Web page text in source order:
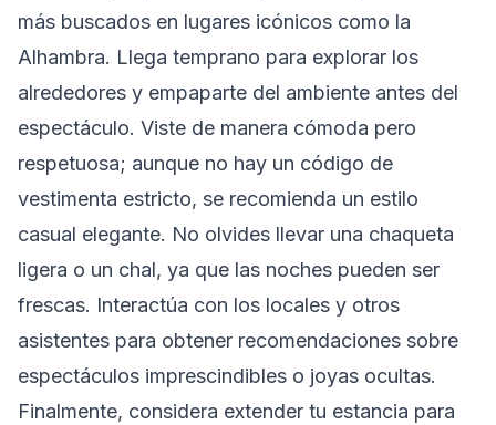
más buscados en lugares icónicos como la
Alhambra. Llega temprano para explorar los
alrededores y empaparte del ambiente antes del
espectáculo. Viste de manera cómoda pero
respetuosa; aunque no hay un código de
vestimenta estricto, se recomienda un estilo
casual elegante. No olvides llevar una chaqueta
ligera o un chal, ya que las noches pueden ser
frescas. Interactúa con los locales y otros
asistentes para obtener recomendaciones sobre
espectáculos imprescindibles o joyas ocultas.
Finalmente, considera extender tu estancia para